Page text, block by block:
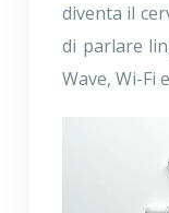
diventa il
di parlare
Wave, Wi-Fi